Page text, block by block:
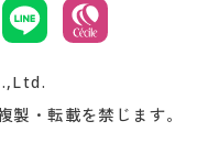
案内
トマップ
支払は
の場合
・転載を禁じます。